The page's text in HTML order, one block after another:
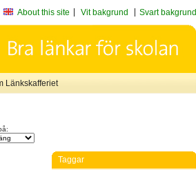
About this site Vit bakgrund Svart bakgrund
Länkskafferiet
Taggar